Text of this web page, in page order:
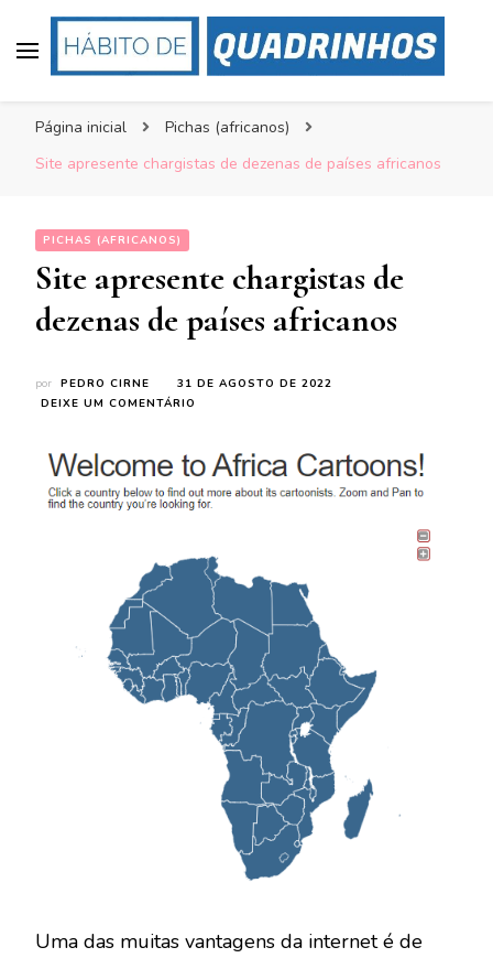
heróis, bandas desenhadas, historietas,
underground comix, pichas e, claro, HQs
Página inicial
Pichas (africanos)
Site apresente chargistas de dezenas de países africanos
PICHAS (AFRICANOS)
Site apresente chargistas de
dezenas de países africanos
por PEDRO CIRNE
31 DE AGOSTO DE 2022
DEIXE UM COMENTÁRIO
CHARGISTAS
DEZENAS
AFRICANOS
Uma das muitas vantagens da internet é de